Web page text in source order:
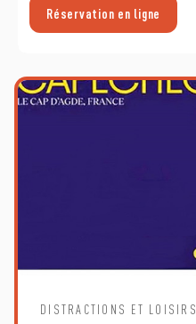
Réservation en ligne
DISTRACTIONS ET LOISIRS